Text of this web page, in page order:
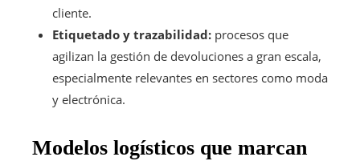
cliente.
Etiquetado y trazabilidad: procesos que
agilizan la gestión de devoluciones a gran escala,
especialmente relevantes en sectores como moda
y electrónica.
Modelos logísticos que marcan